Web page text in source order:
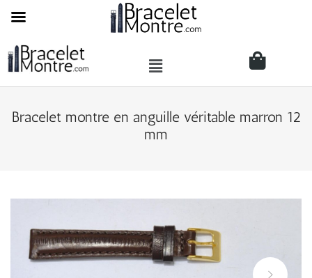
Bracelet montre en anguille véritable marron 12
mm